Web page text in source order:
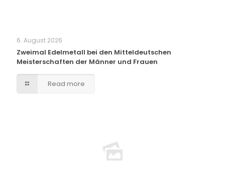
6. August 2026
Zweimal Edelmetall bei den Mitteldeutschen
Meisterschaften der Männer und Frauen
Read more